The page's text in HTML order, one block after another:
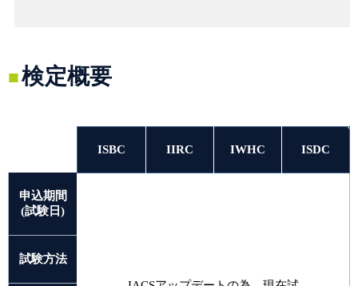
検定概要
ISBC IIRC IWHC ISDC
申込期間
(試験日)
試験方法